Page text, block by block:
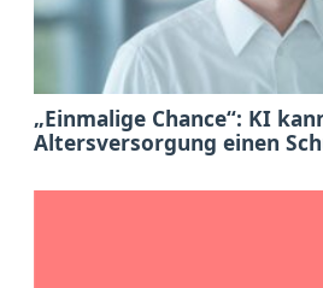
„Einmalige Chance“: KI
Altersversorgung einen